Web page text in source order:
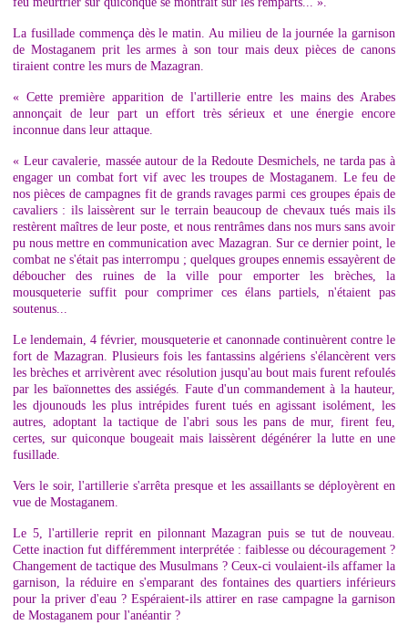
La fusillade commença dès le matin. Au milieu de la journée la garnison
de Mostaganem prit les armes à son tour mais deux pièces de canons
tiraient contre les murs de Mazagran.
« Cette première apparition de l'artillerie entre les mains des Arabes
annonçait de leur part un effort très sérieux et une énergie encore
inconnue dans leur attaque.
« Leur cavalerie, massée autour de la Redoute Desmichels, ne tarda pas à
engager un combat fort vif avec les troupes de Mostaganem. Le feu de
nos pièces de campagnes fit de grands ravages parmi ces groupes épais de
cavaliers : ils laissèrent sur le terrain beaucoup de chevaux tués mais ils
restèrent maîtres de leur poste, et nous rentrâmes dans nos murs sans avoir
pu nous mettre en communication avec Mazagran. Sur ce dernier point, le
combat ne s'était pas interrompu ; quelques groupes ennemis essayèrent de
déboucher des ruines de la ville pour emporter les brèches, la
mousqueterie suffit pour comprimer ces élans partiels, n'étaient pas
soutenus...
Le lendemain, 4 février, mousqueterie et canonnade continuèrent contre le
fort de Mazagran. Plusieurs fois les fantassins algériens s'élancèrent vers
les brèches et arrivèrent avec résolution jusqu'au bout mais furent refoulés
par les baïonnettes des assiégés. Faute d'un commandement à la hauteur,
les djounouds les plus intrépides furent tués en agissant isolément, les
autres, adoptant la tactique de l'abri sous les pans de mur, firent feu,
certes, sur quiconque bougeait mais laissèrent dégénérer la lutte en une
fusillade.
Vers le soir, l'artillerie s'arrêta presque et les assaillants se déployèrent en
vue de Mostaganem.
Le 5, l'artillerie reprit en pilonnant Mazagran puis se tut de nouveau.
Cette inaction fut différemment interprétée : faiblesse ou découragement ?
Changement de tactique des Musulmans ? Ceux-ci voulaient-ils affamer la
garnison, la réduire en s'emparant des fontaines des quartiers inférieurs
pour la priver d'eau ? Espéraient-ils attirer en rase campagne la garnison
de Mostaganem pour l'anéantir ?